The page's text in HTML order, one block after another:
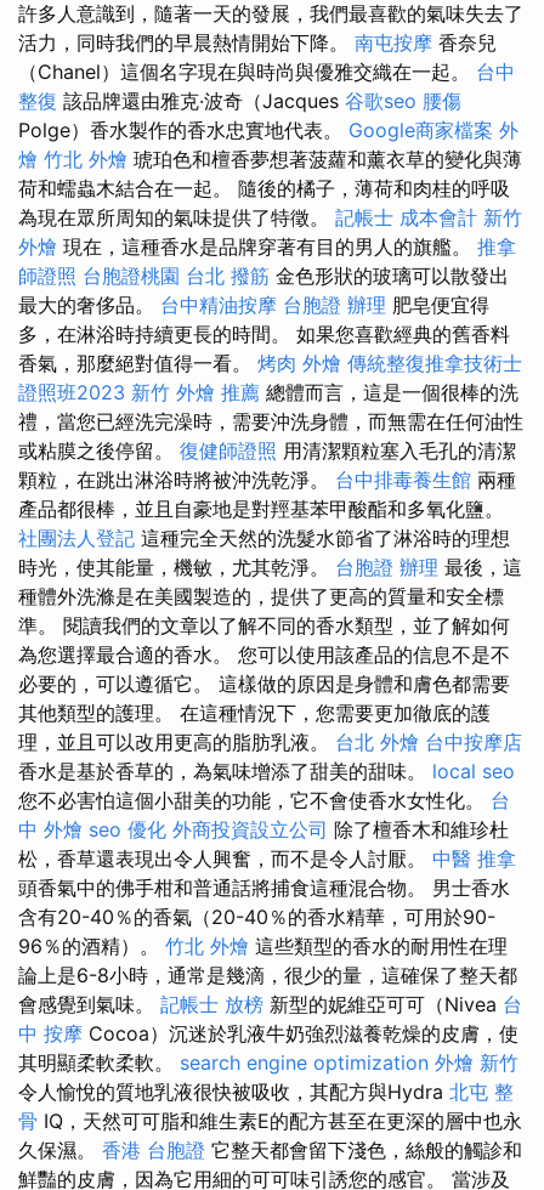
許多人意識到，隨著一天的發展，我們最喜歡的氣味失去了
活力，同時我們的早晨熱情開始下降。 南屯按摩 香奈兒
（Chanel）這個名字現在與時尚與優雅交織在一起。 台中
整復 該品牌還由雅克·波奇（Jacques 谷歌seo 腰傷
Polge）香水製作的香水忠實地代表。 Google商家檔案 外
燴 竹北 外燴 琥珀色和檀香夢想著菠蘿和薰衣草的變化與薄
荷和蠕蟲木結合在一起。 隨後的橘子，薄荷和肉桂的呼吸
為現在眾所周知的氣味提供了特徵。 記帳士 成本會計 新竹
外燴 現在，這種香水是品牌穿著有目的男人的旗艦。 推拿
師證照 台胞證桃園 台北 撥筋 金色形狀的玻璃可以散發出
最大的奢侈品。 台中精油按摩 台胞證 辦理 肥皂便宜得
多，在淋浴時持續更長的時間。 如果您喜歡經典的舊香料
香氣，那麼絕對值得一看。 烤肉 外燴 傳統整復推拿技術士
證照班2023 新竹 外燴 推薦 總體而言，這是一個很棒的洗
禮，當您已經洗完澡時，需要沖洗身體，而無需在任何油性
或粘膜之後停留。 復健師證照 用清潔顆粒塞入毛孔的清潔
顆粒，在跳出淋浴時將被沖洗乾淨。 台中排毒養生館 兩種
產品都很棒，並且自豪地是對羥基苯甲酸酯和多氧化鹽。
社團法人登記 這種完全天然的洗髮水節省了淋浴時的理想
時光，使其能量，機敏，尤其乾淨。 台胞證 辦理 最後，這
種體外洗滌是在美國製造的，提供了更高的質量和安全標
準。 閱讀我們的文章以了解不同的香水類型，並了解如何
為您選擇最合適的香水。 您可以使用該產品的信息不是不
必要的，可以遵循它。 這樣做的原因是身體和膚色都需要
其他類型的護理。 在這種情況下，您需要更加徹底的護
理，並且可以改用更高的脂肪乳液。 台北 外燴 台中按摩店
香水是基於香草的，為氣味增添了甜美的甜味。 local seo
您不必害怕這個小甜美的功能，它不會使香水女性化。 台
中 外燴 seo 優化 外商投資設立公司 除了檀香木和維珍杜
松，香草還表現出令人興奮，而不是令人討厭。 中醫 推拿
頭香氣中的佛手柑和普通話將捕食這種混合物。 男士香水
含有20-40％的香氣（20-40％的香水精華，可用於90-
96％的酒精）。 竹北 外燴 這些類型的香水的耐用性在理
論上是6-8小時，通常是幾滴，很少的量，這確保了整天都
會感覺到氣味。 記帳士 放榜 新型的妮維亞可可（Nivea 台
中 按摩 Cocoa）沉迷於乳液牛奶強烈滋養乾燥的皮膚，使
其明顯柔軟柔軟。 search engine optimization 外燴 新竹
令人愉悅的質地乳液很快被吸收，其配方與Hydra 北屯 整
骨 IQ，天然可可脂和維生素E的配方甚至在更深的層中也永
久保濕。 香港 台胞證 它整天都會留下淺色，絲般的觸診和
鮮豔的皮膚，因為它用細的可可味引誘您的感官。 當涉及